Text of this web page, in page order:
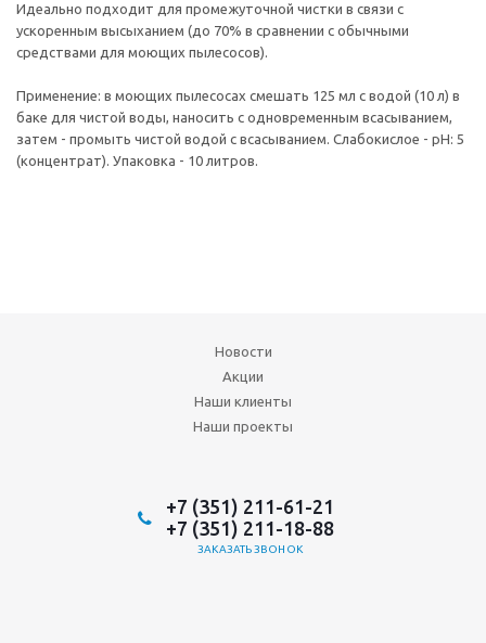
Идеально подходит для промежуточной чистки в связи с
ускоренным высыханием (до 70% в сравнении с обычными
средствами для моющих пылесосов).
Применение: в моющих пылесосах смешать 125 мл с водой (10 л) в
баке для чистой воды, наносить с одновременным всасыванием,
затем - промыть чистой водой с всасыванием. Слабокислое - pH: 5
(концентрат). Упаковка - 10 литров.
Новости
Акции
Наши клиенты
Наши проекты
+7 (351) 211-61-21
+7 (351) 211-18-88
ЗАКАЗАТЬ ЗВОНОК